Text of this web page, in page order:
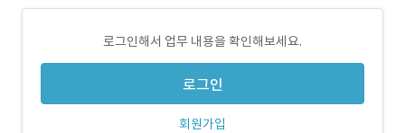
로그인해서 업무 내용을 확인해보세요.
로그인
회원가입